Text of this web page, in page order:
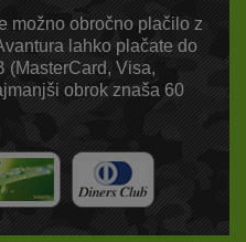
možno obročno plačilo z
lahko plačate do
(MasterCard, Visa,
obrok znaša 60